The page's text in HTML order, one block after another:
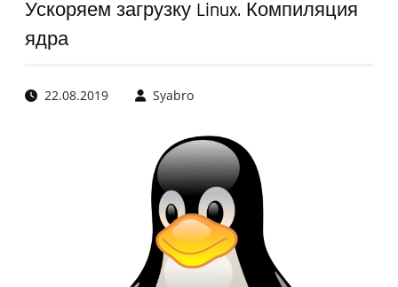
Ускоряем загрузку Linux. Компиляция
ядра
22.08.2019 Syabro